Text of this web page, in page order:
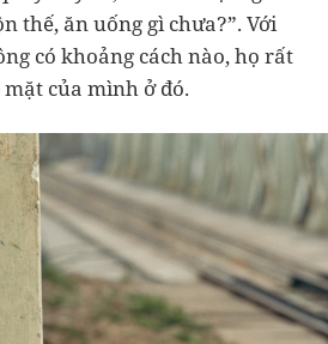
thế, ăn uống gì chưa?”. Với
có khoảng cách nào, họ rất
của mình ở đó.